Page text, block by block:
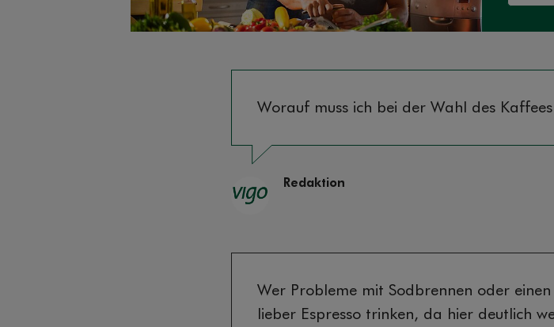
Worauf muss ich bei der Wahl des
Redaktion
Wer Probleme mit Sodbrennen oder
lieber Espresso trinken, da hier deutlich